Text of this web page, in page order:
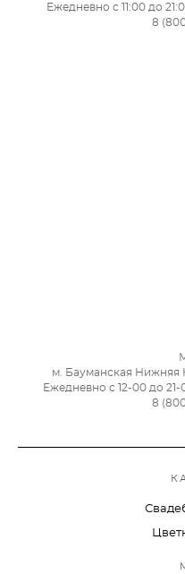
Ежедневно с 11:00 до
8
м. Бауманская Нижняя
Ежедневно с 12-00 до
8